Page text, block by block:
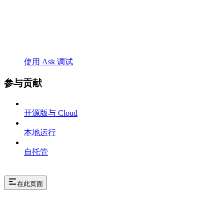
使用 Ask 调试
参与贡献
开源版与 Cloud
本地运行
自托管
在此页面